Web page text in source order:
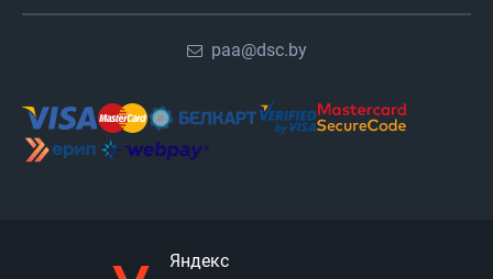
paa@dsc.by
Яндекс